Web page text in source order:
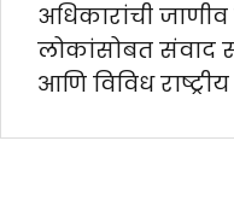
अधिकारांची
लोकांसोबत संवाद
आणि विविध